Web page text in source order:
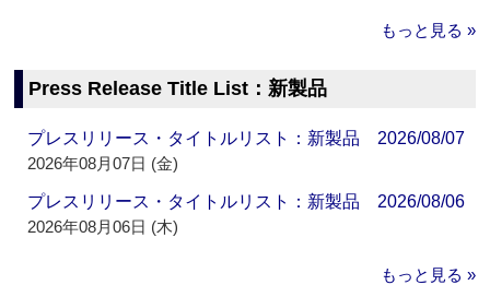
もっと見る »
Press Release Title List：新製品
プレスリリース・タイトルリスト：新製品 2026/08/07
2026年08月07日 (金)
プレスリリース・タイトルリスト：新製品 2026/08/06
2026年08月06日 (木)
もっと見る »